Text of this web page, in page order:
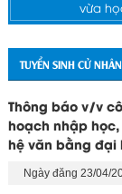
vừa
TUYỂN SINH CỬ
Thông báo v/v
hoạch nhập
hệ văn bằng đại
Ngày đăng 23/04/